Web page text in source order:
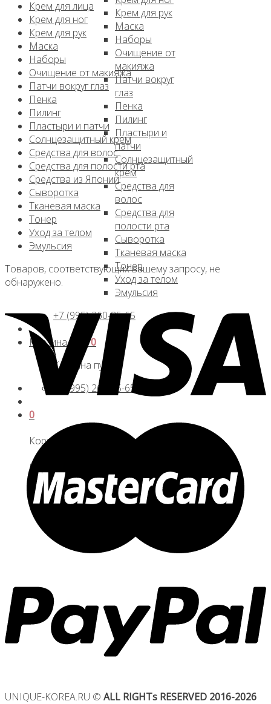
Крем для рук
Маска
Наборы
Очищение от
макияжа
Патчи вокруг
глаз
Пенка
Пилинг
Пластыри и
патчи
Солнцезащитный
крем
Средства для
волос
Средства для
полости рта
Сыворотка
Тканевая маска
Тонер
Уход за телом
Эмульсия
+7 (995) 260-85-65
Корзина /
0
Корзина пуста.
+7 (995) 260-85-65
0
Корзина
Корзина пуста.
Крем для лица
Крем для ног
Крем для рук
Маска
Наборы
Очищение от макияжа
Патчи вокруг глаз
Пенка
Пилинг
Пластыри и патчи
Солнцезащитный крем
Средства для волос
Средства для полости рта
Средства из Японии
Сыворотка
Тканевая маска
Тонер
Уход за телом
Эмульсия
Товаров, соответствующих вашему запросу, не
обнаружено.
UNIQUE-KOREA.RU © ALL RIGHTs RESERVED 2016-2026